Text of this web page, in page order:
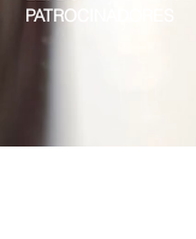
PATROCINADORES